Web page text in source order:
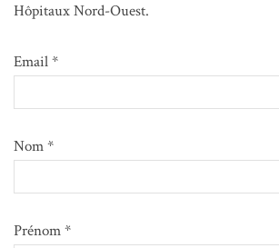
Hôpitaux Nord-Ouest.
Email *
Nom *
Prénom *